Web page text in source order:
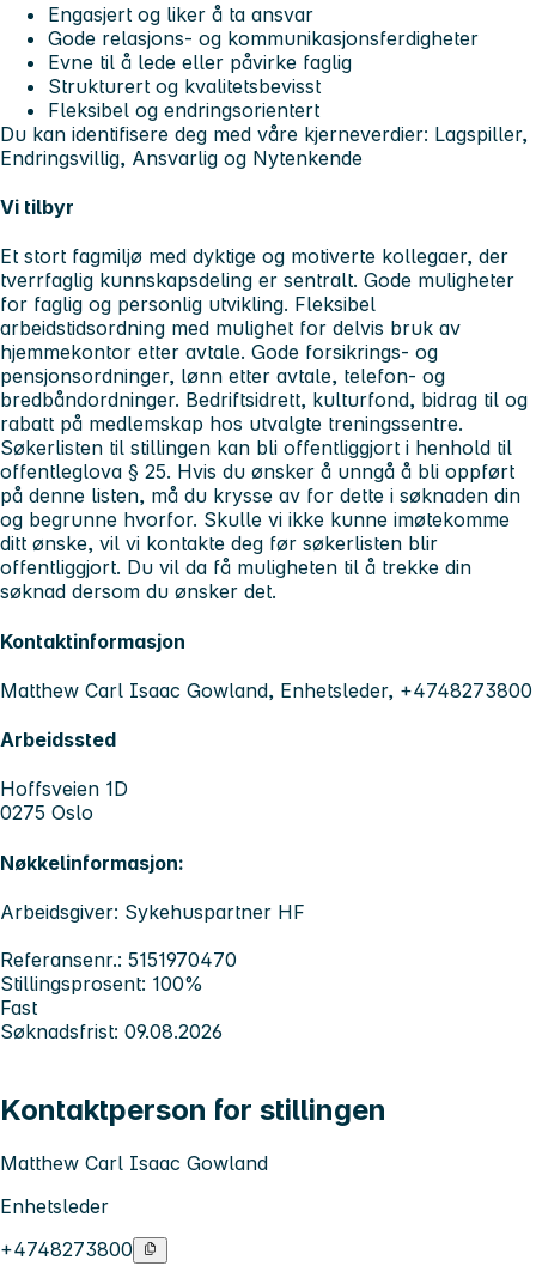
Engasjert og liker å ta ansvar
Gode relasjons- og kommunikasjonsferdigheter
Evne til å lede eller påvirke faglig
Strukturert og kvalitetsbevisst
Fleksibel og endringsorientert
Du kan identifisere deg med våre kjerneverdier: Lagspiller,
Endringsvillig, Ansvarlig og Nytenkende
Vi tilbyr
Et stort fagmiljø med dyktige og motiverte kollegaer, der
tverrfaglig kunnskapsdeling er sentralt. Gode muligheter
for faglig og personlig utvikling. Fleksibel
arbeidstidsordning med mulighet for delvis bruk av
hjemmekontor etter avtale. Gode forsikrings- og
pensjonsordninger, lønn etter avtale, telefon- og
bredbåndordninger. Bedriftsidrett, kulturfond, bidrag til og
rabatt på medlemskap hos utvalgte treningssentre.
Søkerlisten til stillingen kan bli offentliggjort i henhold til
offentleglova § 25. Hvis du ønsker å unngå å bli oppført
på denne listen, må du krysse av for dette i søknaden din
og begrunne hvorfor. Skulle vi ikke kunne imøtekomme
ditt ønske, vil vi kontakte deg før søkerlisten blir
offentliggjort. Du vil da få muligheten til å trekke din
søknad dersom du ønsker det.
Kontaktinformasjon
Matthew Carl Isaac Gowland, Enhetsleder, +4748273800
Arbeidssted
Hoffsveien 1D
0275 Oslo
Nøkkelinformasjon:
Arbeidsgiver: Sykehuspartner HF
Referansenr.: 5151970470
Stillingsprosent: 100%
Fast
Søknadsfrist: 09.08.2026
Kontaktperson for stillingen
Matthew Carl Isaac Gowland
Enhetsleder
+4748273800